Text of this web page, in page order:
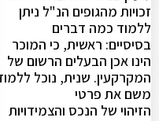
זכויות מהגופים הנ"ל ניתן
ללמוד כמה דברים
בסיסיים: ראשית, כי המוכר
הינו אכן הבעלים הרשום של
המקרקעין. שנית, נוכל ללמוד
משם את פרטי
הזיהוי של הנכס והצמידויות